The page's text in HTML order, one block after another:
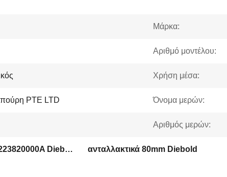
Μάρκα:
Αριθμό μοντέλου:
Χρήση μέσα:
PTE LTD Όνομα μερών:
Αριθμός μερών:
ανταλλακτικά 49223820000A Diebold ανταλλακτικά 80mm Diebold